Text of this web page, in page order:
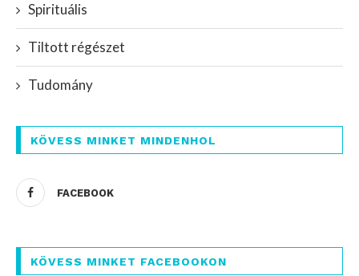
Spirituális
Tiltott régészet
Tudomány
KÖVESS MINKET MINDENHOL
FACEBOOK
KÖVESS MINKET FACEBOOKON